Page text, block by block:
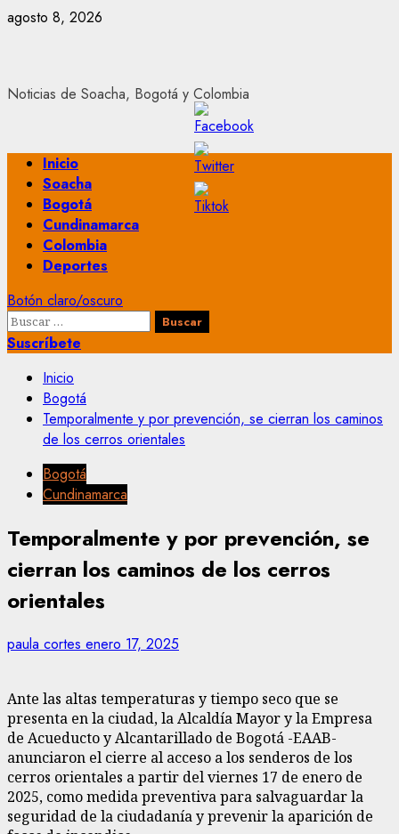
Saltar
agosto 8, 2026
Noticias de Soacha, Bogotá y Colombia
Menú
principal
Inicio
Soacha
Bogotá
Cundinamarca
Colombia
Deportes
Botón claro/oscuro
Buscar:
Suscríbete
Inicio
Bogotá
Temporalmente y por prevención, se cierran los caminos
de los cerros orientales
Bogotá
Cundinamarca
Temporalmente y por prevención, se
cierran los caminos de los cerros
orientales
paula cortes enero 17, 2025
Ante las altas temperaturas y tiempo seco que se
presenta en la ciudad, la Alcaldía Mayor y la Empresa
de Acueducto y Alcantarillado de Bogotá -EAAB-
anunciaron el cierre al acceso a los senderos de los
cerros orientales a partir del viernes 17 de enero de
2025, como medida preventiva para salvaguardar la
seguridad de la ciudadanía y prevenir la aparición de